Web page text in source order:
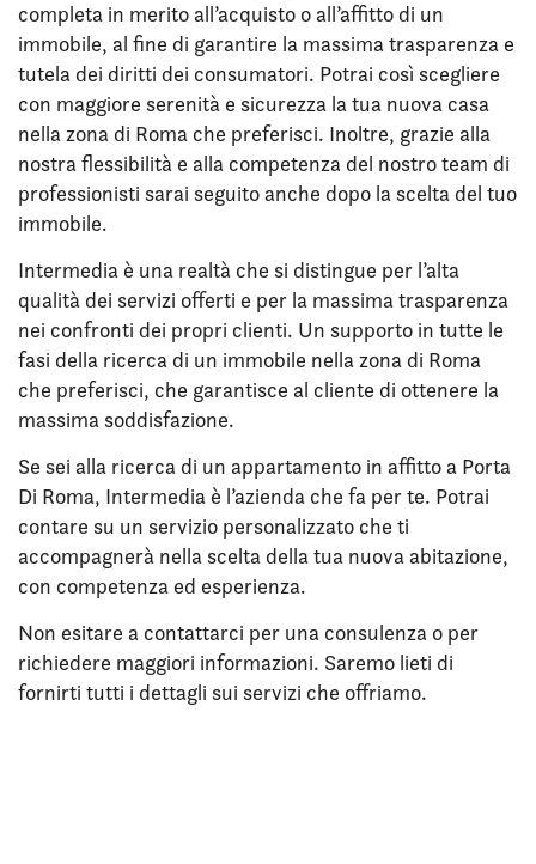
completa in merito all’acquisto o all’affitto di un
immobile, al fine di garantire la massima trasparenza e
tutela dei diritti dei consumatori. Potrai così scegliere
con maggiore serenità e sicurezza la tua nuova casa
nella zona di Roma che preferisci. Inoltre, grazie alla
nostra flessibilità e alla competenza del nostro team di
professionisti sarai seguito anche dopo la scelta del tuo
immobile.
Intermedia è una realtà che si distingue per l’alta
qualità dei servizi offerti e per la massima trasparenza
nei confronti dei propri clienti. Un supporto in tutte le
fasi della ricerca di un immobile nella zona di Roma
che preferisci, che garantisce al cliente di ottenere la
massima soddisfazione.
Se sei alla ricerca di un appartamento in affitto a Porta
Di Roma, Intermedia è l’azienda che fa per te. Potrai
contare su un servizio personalizzato che ti
accompagnerà nella scelta della tua nuova abitazione,
con competenza ed esperienza.
Non esitare a contattarci per una consulenza o per
richiedere maggiori informazioni. Saremo lieti di
fornirti tutti i dettagli sui servizi che offriamo.